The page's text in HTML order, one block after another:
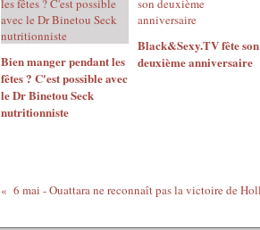
Bien manger pendant les
fêtes ? C'est possible avec
le Dr Binetou Seck
nutritionniste
Black&Sexy.TV fête son
deuxième anniversaire